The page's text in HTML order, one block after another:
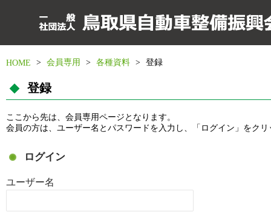
HOME > 会員専用 > 各種資料 > 登録
登録
ここから先は、会員専用ページとなります。
会員の方は、ユーザー名とパスワードを入力し、「ログイン」をク
ログイン
ユーザー名